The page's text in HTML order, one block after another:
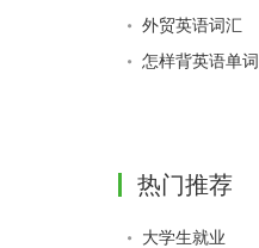
外贸英语词汇
怎样背英语单词
热门推荐
大学生就业